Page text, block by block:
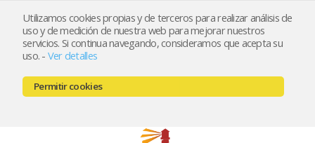
Utilizamos cookies propias y de terceros para realizar análisis de
uso y de medición de nuestra web para mejorar nuestros
servicios. Si continua navegando, consideramos que acepta su
uso. - Ver detalles
Permitir cookies
Registrarse Mi cuenta
666521122 // 654999333